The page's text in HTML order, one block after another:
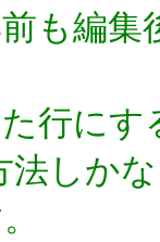
も編
行にす
法しかな